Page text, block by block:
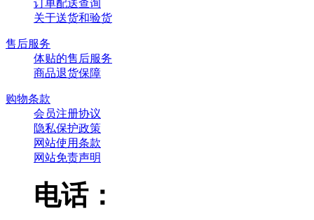
订单配送查询
关于送货和验货
售后服务
体贴的售后服务
商品退货保障
购物条款
会员注册协议
隐私保护政策
网站使用条款
网站免责声明
电话：